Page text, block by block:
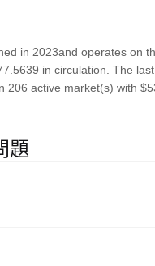
in 2023and operates on
in circulation. The
206 active market(s) with
題
，包括 NOTCOIN，並提供